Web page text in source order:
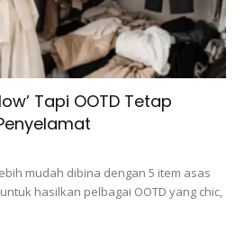
❮ 1 5 ❯
Ads
Tapi OOTD Tetap
mudah dibina dengan 5 item asas
hasilkan pelbagai OOTD yang chic,